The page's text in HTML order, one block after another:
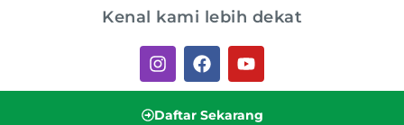
Kenal kami lebih dekat
Daftar Sekarang